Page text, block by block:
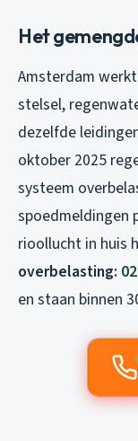
Het
Amsterdam
stelsel,
dezelfde
oktober 2025
systeem
spoedmeldingen
rioollucht in huis
overbelasting:
en staan binnen